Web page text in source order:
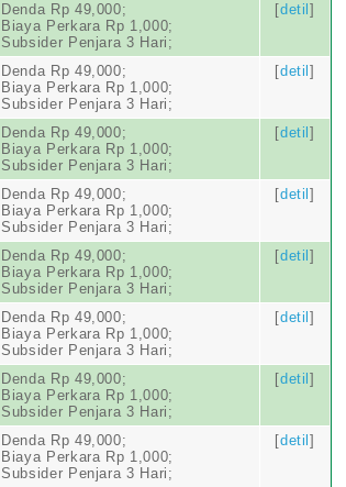
Denda Rp 49,000;
Biaya Perkara Rp 1,000;
Subsider Penjara 3 Hari;
[detil]
Denda Rp 49,000;
Biaya Perkara Rp 1,000;
Subsider Penjara 3 Hari;
[detil]
Denda Rp 49,000;
Biaya Perkara Rp 1,000;
Subsider Penjara 3 Hari;
[detil]
Denda Rp 49,000;
Biaya Perkara Rp 1,000;
Subsider Penjara 3 Hari;
[detil]
Denda Rp 49,000;
Biaya Perkara Rp 1,000;
Subsider Penjara 3 Hari;
[detil]
Denda Rp 49,000;
Biaya Perkara Rp 1,000;
Subsider Penjara 3 Hari;
[detil]
Denda Rp 49,000;
Biaya Perkara Rp 1,000;
Subsider Penjara 3 Hari;
[detil]
Denda Rp 49,000;
Biaya Perkara Rp 1,000;
Subsider Penjara 3 Hari;
[detil]